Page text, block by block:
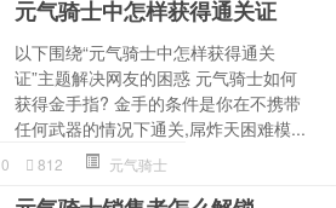
元气骑士中怎样获得通关证
以下围绕“元气骑士中怎样获得通关
证”主题解决网友的困惑 元气骑士如何
获得金手指? 金手的条件是你在不携带
任何武器的情况下通关,屌炸天困难模...
0 812 元气骑士